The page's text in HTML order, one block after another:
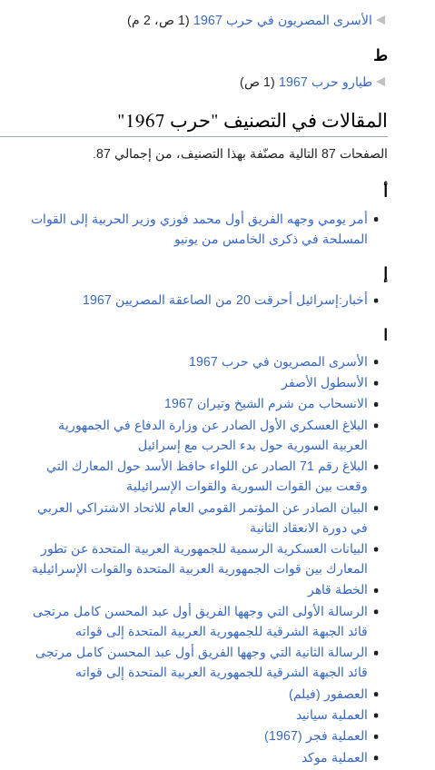
الأسرى المصريون في حرب 1967 (1 ص، 2 م)
ط
طيارو حرب 1967 (1 ص)
المقالات في التصنيف "حرب 1967"
الصفحات 87 التالية مصنّفة بهذا التصنيف، من إجمالي 87.
أمر يومي وجهه الفريق أول محمد فوزي وزير الحربية إلى القوات
المسلحة في ذكرى الخامس من يونيو
إ
أخبار:إسرائيل أحرقت 20 من الصاعقة المصريين 1967
الأسرى المصريون في حرب 1967
الأسطول الأصفر
الانسحاب من شرم الشيخ وتيران 1967
البلاغ العسكري الأول الصادر عن وزارة الدفاع في الجمهورية
العربية السورية حول بدء الحرب مع إسرائيل
البلاغ رقم 71 الصادر عن اللواء حافظ الأسد حول المعارك التي
وقعت بين القوات السورية والقوات الإسرائيلية
البيان الصادر عن المؤتمر القومي العام للاتحاد الاشتراكي العربي
في دورة الانعقاد الثانية
البيانات العسكرية الرسمية للجمهورية العربية المتحدة عن تطور
المعارك بين قوات الجمهورية العربية المتحدة والقوات الإسرائيلية
الخطة قاهر
الرسالة الأولى التي وجهها الفريق أول عبد المحسن كامل مرتجى
قائد الجبهة الشرقية للجمهورية العربية المتحدة إلى قواته
الرسالة الثانية التي وجهها الفريق أول عبد المحسن كامل مرتجى
قائد الجبهة الشرقية للجمهورية العربية المتحدة إلى قواته
العصفور (فيلم)
العملية سيانيد
العملية فجر (1967)
العملية موكد